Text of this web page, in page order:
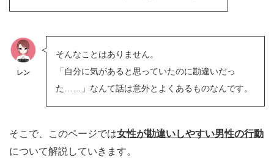
レン
そんなことはありません。
「自分に気があると思っていたのに勘違いだっ
た……」なんて話は意外とよくあるものなんです。
そこで、このページでは女性が勘違いしやすい男性の行動
について解説していきます。